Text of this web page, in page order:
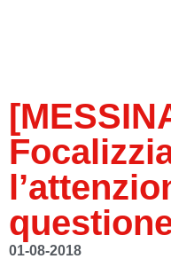
01-08-2018